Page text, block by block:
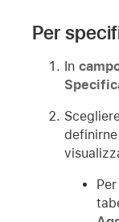
Per
In